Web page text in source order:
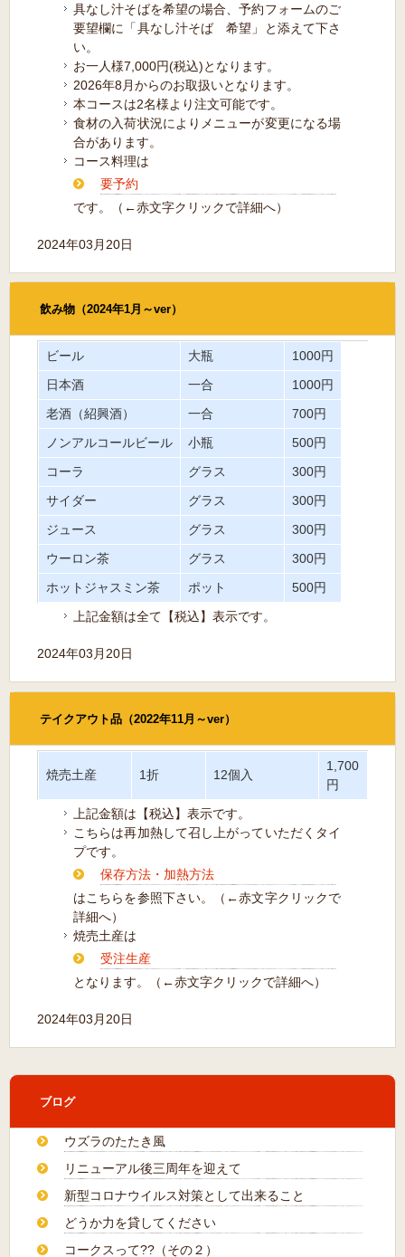
具なし汁そばを希望の場合、予約フォームのご
要望欄に「具なし汁そば 希望」と添えて下さ
い。
お一人様7,000円(税込)となります。
2026年8月からのお取扱いとなります。
本コースは2名様より注文可能です。
食材の入荷状況によりメニューが変更になる場
合があります。
コース料理は
要予約
です。（←赤文字クリックで詳細へ）
2024年03月20日
飲み物（2024年1月～ver）
ビール 大瓶
1000円
日本酒
一合
1000円
老酒（紹興酒）
一合
700円
ノンアルコールビール
小瓶
500円
コーラ
グラス
300円
サイダー
グラス
300円
ジュース
グラス
300円
ウーロン茶
グラス
300円
ホットジャスミン茶
ポット
500円
上記金額は全て【税込】表示です。
2024年03月20日
テイクアウト品（2022年11月～ver）
焼売土産 1折 12個入
1,700
円
上記金額は【税込】表示です。
こちらは再加熱して召し上がっていただくタイ
プです。
保存方法 ・加熱方法
はこちらを参照下さい。（←赤文字クリックで
詳細へ）
焼売土産は
受注生産
となります。（←赤文字クリックで詳細へ）
2024年03月20日
ブログ
ウズラのたたき風
リニューアル後三周年を迎えて
新型コロナウイルス対策として出来ること
どうか力を貸してください
コークスって??（その２）